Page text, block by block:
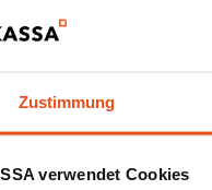
Zustimmung
verwendet Cookies